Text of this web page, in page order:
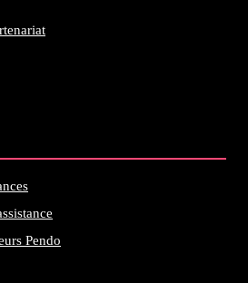
Pendo